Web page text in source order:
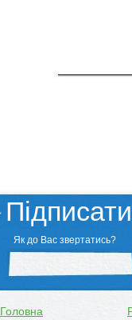
Як до Вас звертатись?
Головна